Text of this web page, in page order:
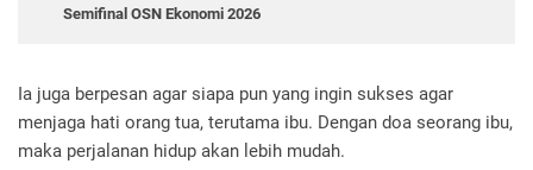
Semifinal OSN Ekonomi 2026
Ia juga berpesan agar siapa pun yang ingin sukses agar
menjaga hati orang tua, terutama ibu. Dengan doa seorang ibu,
maka perjalanan hidup akan lebih mudah.